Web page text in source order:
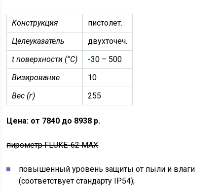
Конструкция
пистолет.
Целеуказатель
двухточеч.
t поверхности (°C)
-30 – 500
Визирование
10
Вес (г)
255
Цена: от 7840 до 8938 р.
пирометр FLUKE-62 MAX
повышенный уровень защиты от пыли и влаги
(соответствует стандарту IP54);